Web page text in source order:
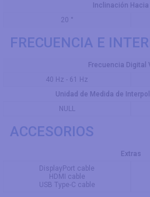
Inclinación
20 °
FRECUENCIA E
Frecuencia Digital
40 Hz - 61 Hz
Unidad de Medida de
NULL
ACCESORIOS
Extras
DisplayPort cable
HDMI cable
USB Type-C cable